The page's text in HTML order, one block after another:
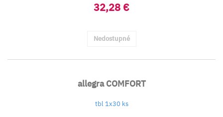
32,28 €
Nedostupné
allegra COMFORT
tbl 1x30 ks